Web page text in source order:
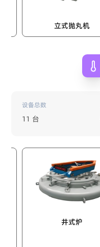
立式抛丸机
设备总数
11 台